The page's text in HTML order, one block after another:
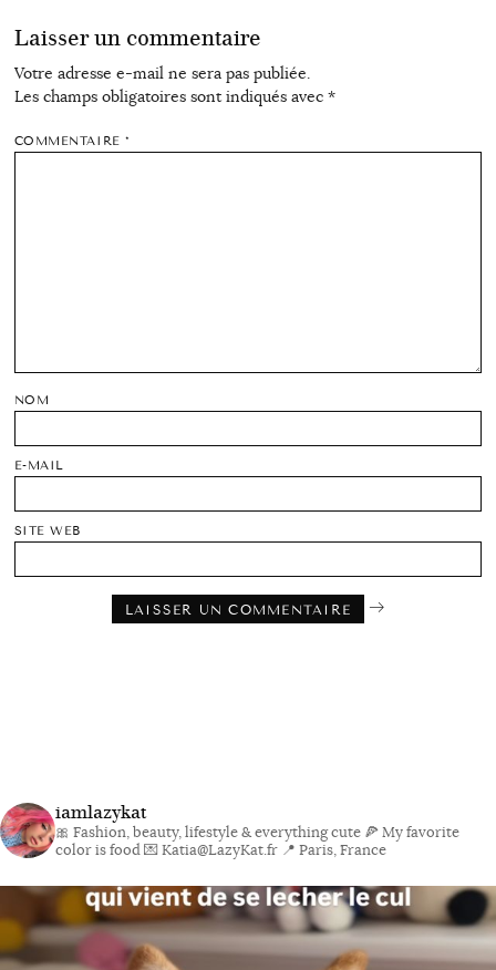
Laisser un commentaire
Votre adresse e-mail ne sera pas publiée.
Les champs obligatoires sont indiqués avec *
COMMENTAIRE*
NOM
E-MAIL
SITE WEB
iamlazykat
🎀 Fashion, beauty, lifestyle & everything cute 🍕 My favorite
color is food💌 Katia@LazyKat.fr 📍 Paris, France